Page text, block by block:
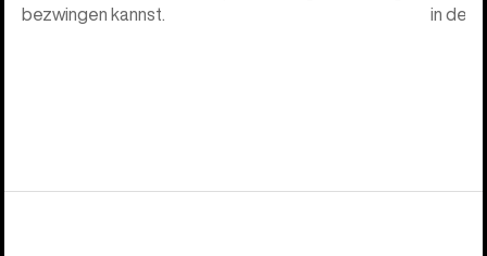
bezwingen kannst.
in den